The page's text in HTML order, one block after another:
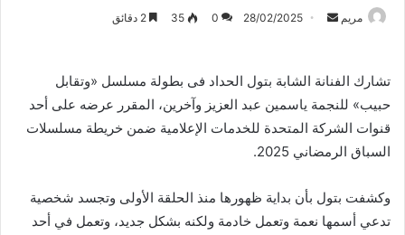
مريم
أرسل 28/02/2025
0
35
تشارك الفنانة الشابة بتول الحداد فى بطولة مسلسل «وتقابل
حبيب» للنجمة ياسمين عبد العزيز وآخرين، المقرر عرضه على أحد
قنوات الشركة المتحدة للخدمات الإعلامية ضمن خريطة مسلسلات
السباق الرمضاني 2025.
وكشفت بتول بأن بداية ظهورها منذ الحلقة الأولى وتجسد شخصية
تدعي أسمها نعمة وتعمل خادمة ولكنه بشكل جديد، وتعمل في أحد